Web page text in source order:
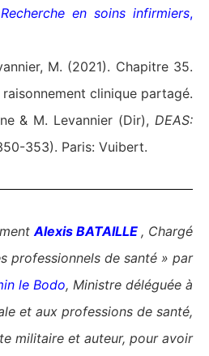
Recherche en soins infirmiers,
M. (2021). Chapitre 35.
clinique partagé.
& M. Levannier (Dir), DEAS:
353). Paris: Vuibert.
Alexis BATAILLE , Chargé
professionnels de santé » par
le Bodo, Ministre déléguée à
et aux professions de santé,
militaire et auteur, pour avoir